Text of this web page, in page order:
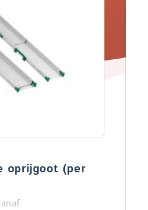
oprijgoot (per